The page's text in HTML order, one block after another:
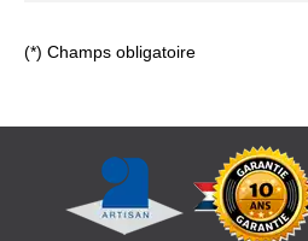
(*) Champs obligatoire